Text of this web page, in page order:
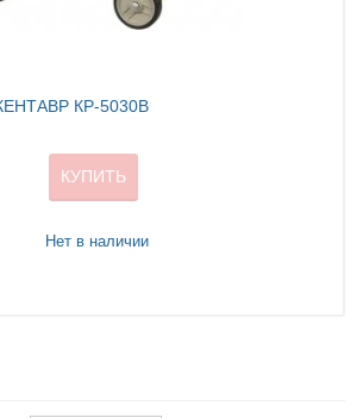
КР-5030В
КУПИТЬ
Нет в наличии